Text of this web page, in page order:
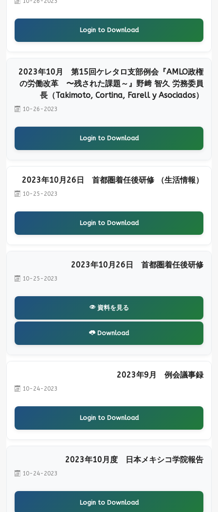
Login to Download
2023年10月 第15回ケレタロ支部例会『AMLO政権
の労働改革 〜残された課題～』野﨑 智久 労務委員
長（Takimoto, Cortina, Farell y Asociados）
10-26-2023
Login to Download
2023年10月26日 首都圏着任後研修 （生活情報）
10-25-2023
Login to Download
2023年10月26日 首都圏着任後研修
10-25-2023
資料を見る
Download
2023年9月 例会議事録
10-24-2023
Login to Download
2023年10月度 日本メキシコ学院報告
10-24-2023
Login to Download